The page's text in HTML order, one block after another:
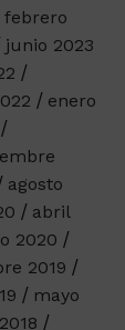
febrero
junio 2023
enero
agosto
abril
2020
2019
mayo